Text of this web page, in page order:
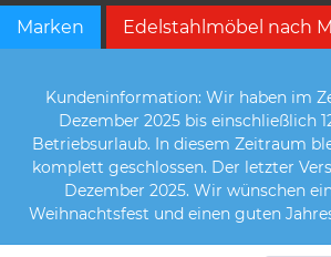
Marken Edelstahlmöbel nach
Kundeninformation: Wir haben im
Dezember 2025 bis einschließlich
Betriebsurlaub. In diesem Zeitraum
komplett geschlossen. Der letzter
Dezember 2025. Wir wünschen
Weihnachtsfest und einen guten